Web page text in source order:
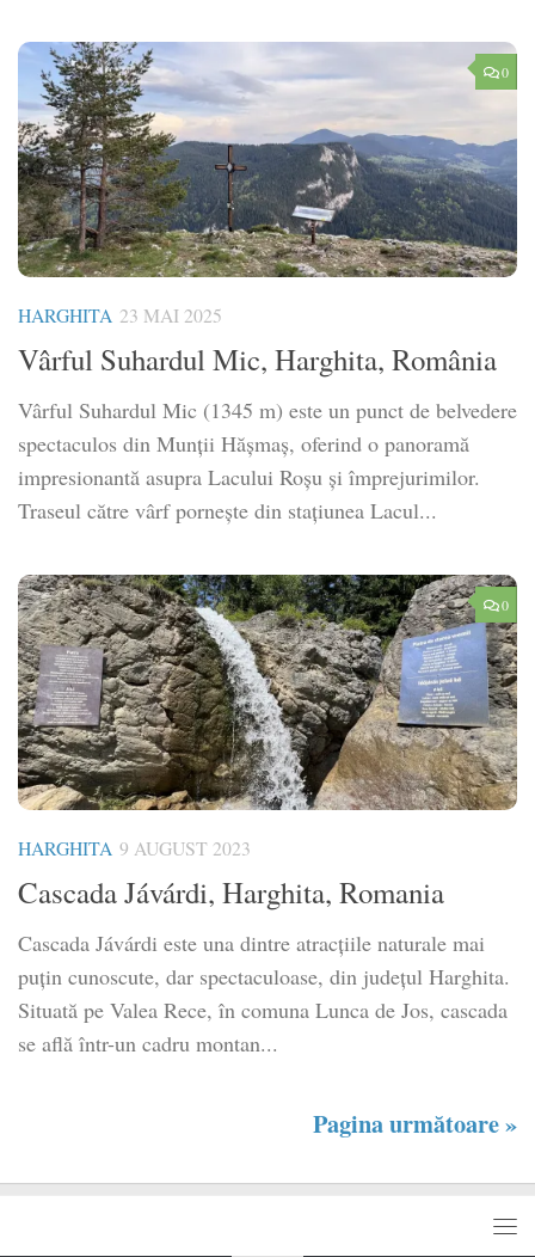
0
HARGHITA 23 MAI 2025
Vârful Suhardul Mic, Harghita, România
Vârful Suhardul Mic (1345 m) este un punct de belvedere
spectaculos din Munții Hășmaș, oferind o panoramă
impresionantă asupra Lacului Roșu și împrejurimilor.
Traseul către vârf pornește din stațiunea Lacul...
0
HARGHITA 9 AUGUST 2023
Cascada Jávárdi, Harghita, Romania
Cascada Jávárdi este una dintre atracțiile naturale mai
puțin cunoscute, dar spectaculoase, din județul Harghita.
Situată pe Valea Rece, în comuna Lunca de Jos, cascada
se află într-un cadru montan...
Pagina următoare »